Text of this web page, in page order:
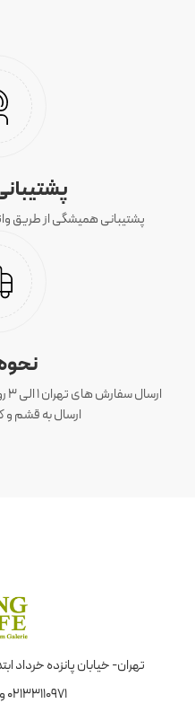
پشتیبانی همیشگی از طریق
ارسال به قشم
تهران- خیابان پانزده خرداد
02133110971 و 09368076869